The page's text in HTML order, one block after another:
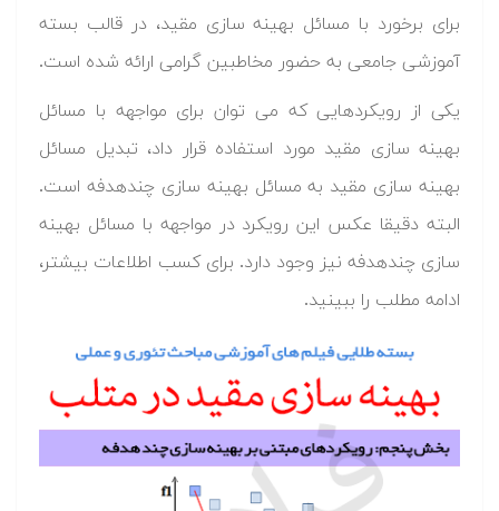
برای برخورد با مسائل بهینه سازی مقید، در قالب بسته
آموزشی جامعی به حضور مخاطبین گرامی ارائه شده است.
یکی از رویکردهایی که می توان برای مواجهه با مسائل
بهینه سازی مقید مورد استفاده قرار داد، تبدیل مسائل
بهینه سازی مقید به مسائل بهینه سازی چندهدفه است.
البته دقیقا عکس این رویکرد در مواجهه با مسائل بهینه
سازی چندهدفه نیز وجود دارد. برای کسب اطلاعات بیشتر،
ادامه مطلب را ببینید.